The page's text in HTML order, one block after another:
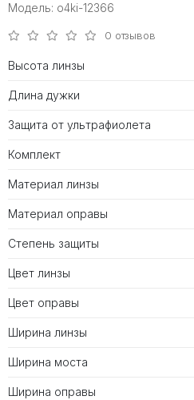
Модель: o4ki-12366
0 отзывов
Высота линзы
Длина дужки
Защита от ультрафиолета
Комплект
Материал линзы
Материал оправы
Степень защиты
Цвет линзы
Цвет оправы
Ширина линзы
Ширина моста
Ширина оправы